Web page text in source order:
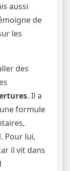
aussi
de
les
des
. Il a
formule
Pour lui,
il vit dans